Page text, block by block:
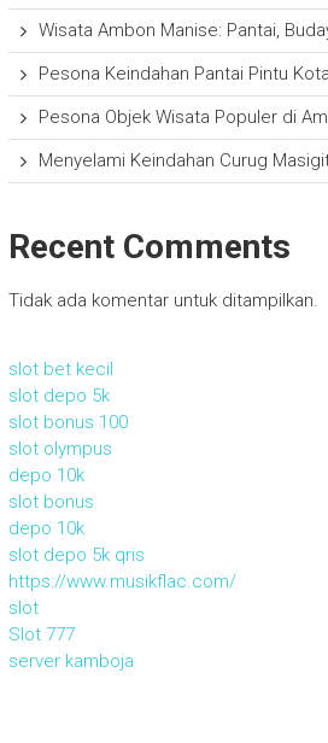
Wisata Ambon Manise: Pantai,
Pesona Keindahan Pantai Pintu
Pesona Objek Wisata Populer di
Menyelami Keindahan Curug
Recent Comments
Tidak ada komentar untuk ditampilkan.
slot bet kecil
slot depo 5k
slot bonus 100
slot olympus
depo 10k
slot bonus
depo 10k
slot depo 5k qris
https://www.musikflac.com/
slot
Slot 777
server kamboja